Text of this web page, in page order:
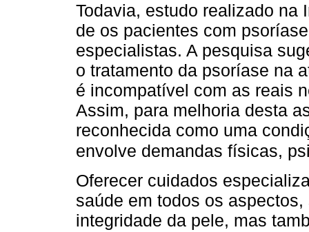
Todavia, estudo realizado na
de os pacientes com
especialistas. A pesquisa
o tratamento da psoríase na
é incompatível com as reais
Assim, para melhoria desta
reconhecida como uma
envolve demandas físicas,
Oferecer cuidados
saúde em todos os
integridade da pele, mas